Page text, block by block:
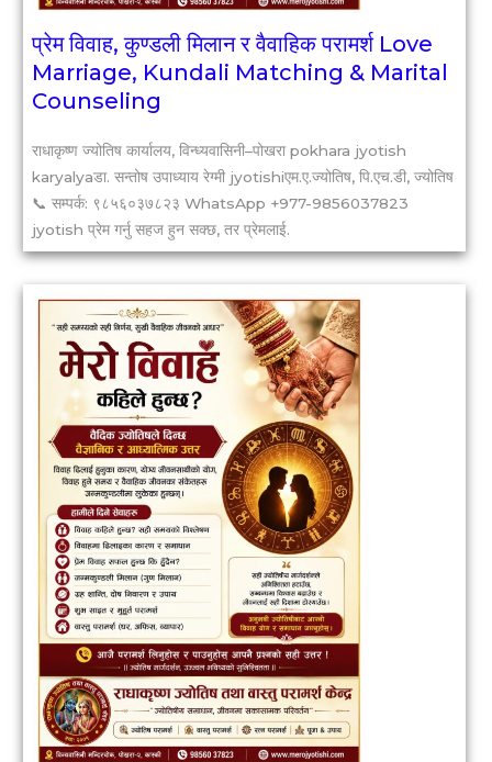
प्रेम विवाह, कुण्डली मिलान र वैवाहिक परामर्श Love
Marriage, Kundali Matching & Marital
Counseling
राधाकृष्ण ज्योतिष कार्यालय, विन्ध्यवासिनी–पोखरा pokhara jyotish
karyalyaडा. सन्तोष उपाध्याय रेग्मी jyotishiएम.ए.ज्योतिष, पि.एच.डी, ज्योतिष
📞 सम्पर्क: ९८५६०३७८२३ WhatsApp +977-9856037823
jyotish प्रेम गर्नु सहज हुन सक्छ, तर प्रेमलाई.